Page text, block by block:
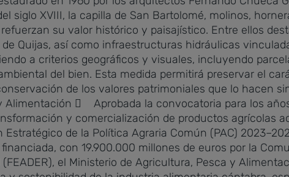
siglo XVIII, la capilla de San Bartolomé, molinos,
su valor histórico y paisajístico. Entre ellos
Quijas, así como infraestructuras hidráulicas
a criterios geográficos y visuales, incluyendo
del bien. Esta medida permitirá preservar el
de los valores patrimoniales que lo hacen
Alimentación  Aprobada la convocatoria para los
y comercialización de productos agrícolas
de la Política Agraria Común (PAC)
con 19.900.000 millones de euros por la
el Ministerio de Agricultura, Pesca y